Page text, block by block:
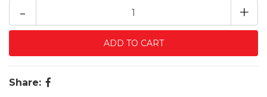
+
-
Share: